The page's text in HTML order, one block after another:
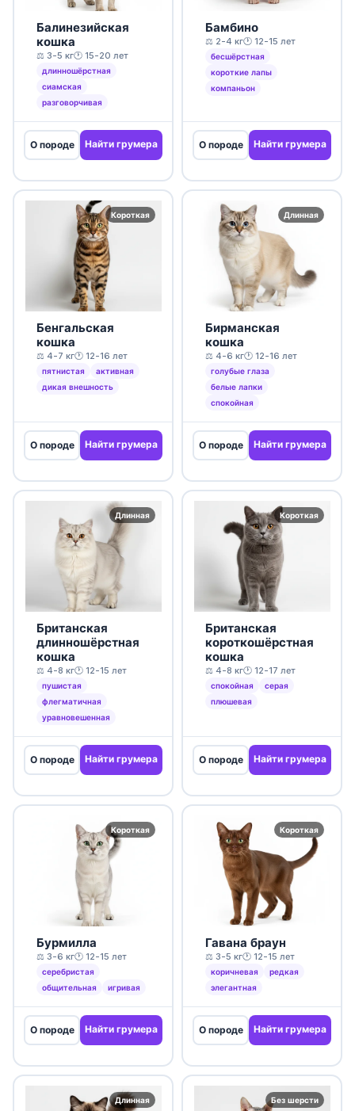
Балинезийская
кошка
⚖️ 3-5 кг🕐 15-20 лет
длинношёрстная
сиамская
разговорчивая
О породе Найти грумера
Бамбино
⚖️ 2-4 кг🕐 12-15 лет
бесшёрстная
короткие лапы
компаньон
О породе Найти грумера
Короткая
Бенгальская
кошка
⚖️ 4-7 кг🕐 12-16 лет
пятнистая
активная
дикая внешность
О породе Найти грумера
Длинная
Бирманская
кошка
⚖️ 4-6 кг🕐 12-16 лет
голубые глаза
белые лапки
спокойная
О породе Найти грумера
Длинная
Британская
длинношёрстная
кошка
⚖️ 4-8 кг🕐 12-15 лет
пушистая
флегматичная
уравновешенная
О породе Найти грумера
Короткая
Британская
короткошёрстная
кошка
⚖️ 4-8 кг🕐 12-17 лет
спокойная
серая
плюшевая
О породе Найти грумера
Короткая
Бурмилла
⚖️ 3-6 кг🕐 12-15 лет
серебристая
общительная
игривая
О породе Найти грумера
Короткая
Гавана браун
⚖️ 3-5 кг🕐 12-15 лет
коричневая
редкая
элегантная
О породе Найти грумера
Длинная Без шерсти